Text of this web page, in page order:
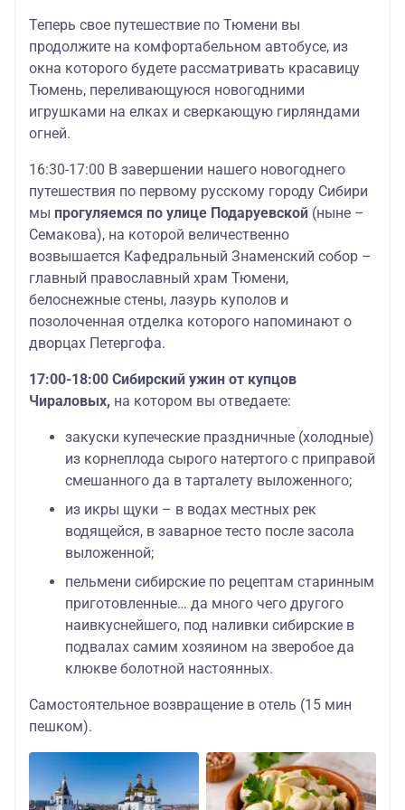
Теперь свое путешествие по Тюмени вы
продолжите на комфортабельном автобусе, из
окна которого будете рассматривать красавицу
Тюмень, переливающуюся новогодними
игрушками на елках и сверкающую гирляндами
огней.
16:30-17:00 В завершении нашего новогоднего
путешествия по первому русскому городу Сибири
мы прогуляемся по улице Подаруевской (ныне –
Семакова), на которой величественно
возвышается Кафедральный Знаменский собор –
главный православный храм Тюмени,
белоснежные стены, лазурь куполов и
позолоченная отделка которого напоминают о
дворцах Петергофа.
17:00-18:00 Сибирский ужин от купцов
Чираловых, на котором вы отведаете:
закуски купеческие праздничные (холодные)
из корнеплода сырого натертого с приправой
смешанного да в тарталету выложенного;
из икры щуки – в водах местных рек
водящейся, в заварное тесто после засола
выложенной;
пельмени сибирские по рецептам старинным
приготовленные… да много чего другого
наивкуснейшего, под наливки сибирские в
подвалах самим хозяином на зверобое да
клюкве болотной настоянных.
Самостоятельное возвращение в отель (15 мин
пешком).